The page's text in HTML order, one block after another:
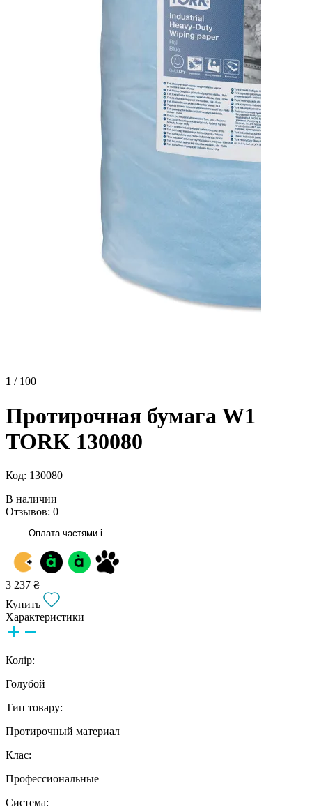
1 / 100
Протирочная бумага W1
TORK 130080
Код: 130080
В наличии
Отзывов: 0
Оплата частями i
3 237 ₴
Купить
Характеристики
Колір:
Голубой
Тип товару:
Протирочный материал
Клас:
Профессиональные
Система: